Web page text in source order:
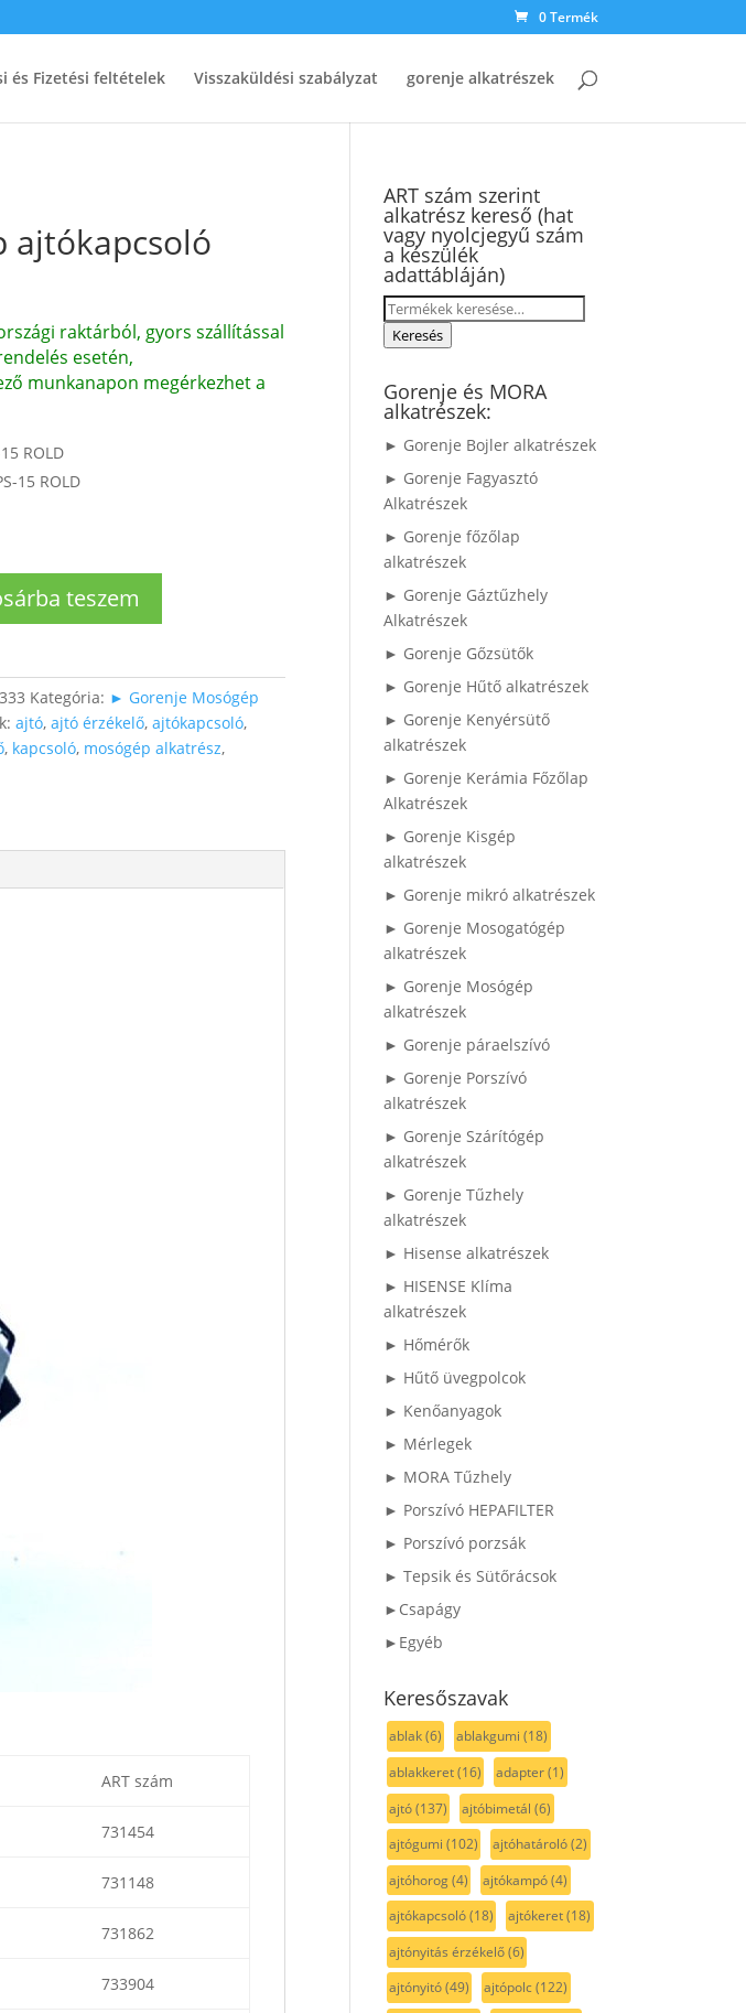
0 Termék
és Fizetési feltételek Visszaküldési szabályzat gorenje alkatrészek
ajtókapcsoló
raktárból, gyors szállítással
esetén,
munkanapon megérkezhet a
ROLD
15 ROLD
teszem
Kategória: ► Gorenje Mosógép
ajtó,ajtó érzékelő,ajtókapcsoló,
, kapcsoló, mosógép alkatrész,
ART szám
731454
731148
731862
733904
ART szám szerint
alkatrész kereső (hat
vagy nyolcjegyű szám
a készülék
adattábláján)
Keresés
a Keresés
Gorenje és MORA
alkatrészek:
► Gorenje Bojler alkatrészek
► Gorenje Fagyasztó
Alkatrészek
► Gorenje főzőlap
alkatrészek
► Gorenje Gáztűzhely
Alkatrészek
► Gorenje Gőzsütők
► Gorenje Hűtő alkatrészek
► Gorenje Kenyérsütő
alkatrészek
► Gorenje Kerámia Főzőlap
Alkatrészek
► Gorenje Kisgép
alkatrészek
► Gorenje mikró alkatrészek
► Gorenje Mosogatógép
alkatrészek
► Gorenje Mosógép
alkatrészek
► Gorenje páraelszívó
► Gorenje Porszívó
alkatrészek
► Gorenje Szárítógép
alkatrészek
► Gorenje Tűzhely
alkatrészek
► Hisense alkatrészek
► HISENSE Klíma
alkatrészek
► Hőmérők
► Hűtő üvegpolcok
► Kenőanyagok
► Mérlegek
► MORA Tűzhely
► Porszívó HEPAFILTER
► Porszívó porzsák
► Tepsik és Sütőrácsok
►Csapágy
►Egyéb
Keresőszavak
ablak(6) ablakgumi (18)
ablakkeret(16) adapter(1)
ajtó(137) ajtóbimetál (6)
ajtógumi (102) ajtóhatároló(2)
ajtóhorog(4) ajtókampó(4)
ajtókapcsoló(18) ajtókeret(18)
ajtónyitás érzékelő(6)
ajtónyitó(49) ajtópolc(122)